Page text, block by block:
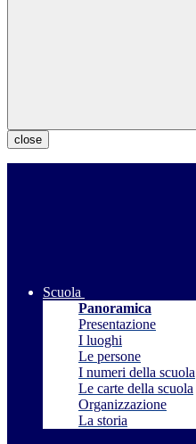
close
Scuola
Panoramica
Presentazione
I luoghi
Le persone
I numeri della scuola
Le carte della scuola
Organizzazione
La storia